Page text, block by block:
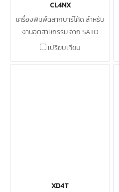
CL4NX
เครื่องพิมพ์ฉลากบาร์โค้ด สำหรับ
งานอุตสาหกรรม จาก SATO
เปรียบเทียบ
XD4T